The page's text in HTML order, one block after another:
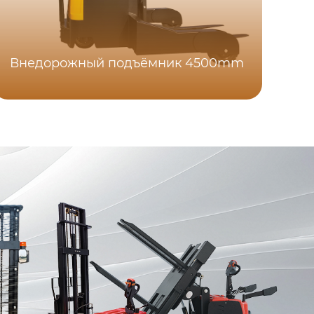
Внедорожный подъёмник 4500mm